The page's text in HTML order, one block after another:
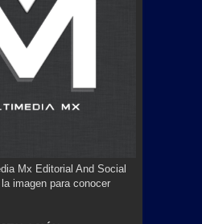
Mx Editorial And Social
imagen para conocer